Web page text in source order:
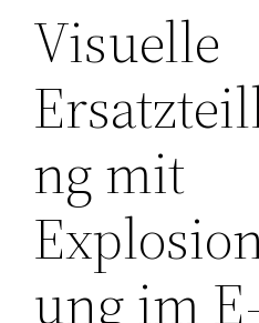
Visuelle
ng mit
ung im E-